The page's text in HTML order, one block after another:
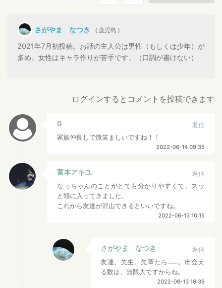
さがやま なつき ( 鹿児島 )
2021年7月初投稿。お話の主人公は男性（もしくは少年）が
多め。女性はキャラ作りが苦手です。（口調が書けない）
ログインするとコメントを投稿できます
0
返信
家族仲良しで微笑ましいですね！！
2022-06-14 09:35
富本アキユ
返信
なっちゃんのことがとても分かりやすくて、スッ
と頭に入ってきました。
これから友達が沢山できるといいですね。
2022-06-13 10:15
さがやま なつき
返信
友達、先生、先輩たち……。出会え
る数は、無限大ですからね。
2022-06-13 16:39